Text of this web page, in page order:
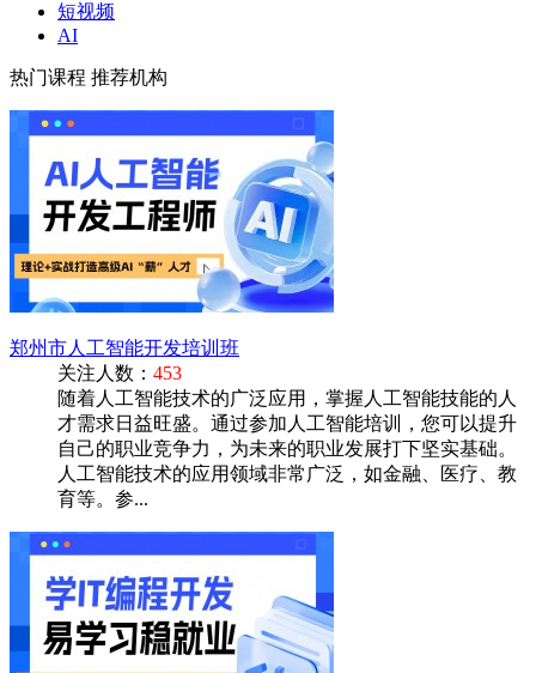
短视频
AI
热门课程 推荐机构
郑州市人工智能开发培训班
关注人数： 453
随着人工智能技术的广泛应用，掌握人工智能技能的人
才需求日益旺盛。通过参加人工智能培训，您可以提升
自己的职业竞争力，为未来的职业发展打下坚实基础。
人工智能技术的应用领域非常广泛，如金融、医疗、教
育等。参...